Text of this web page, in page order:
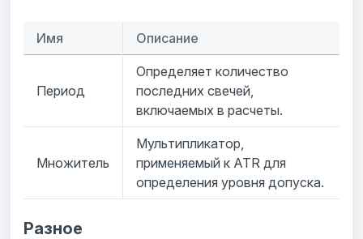
Имя Описание
Период
Определяет количество
последних свечей,
включаемых в расчеты.
Множитель
Мультипликатор,
применяемый к ATR для
определения уровня допуска.
Разное